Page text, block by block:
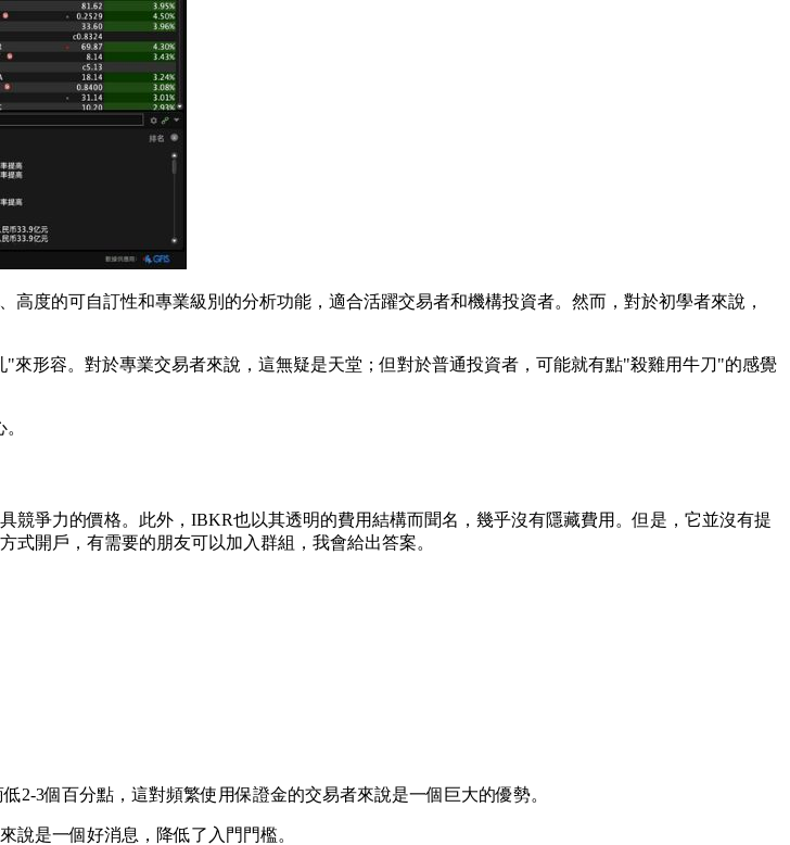
高度的可自訂性和專業級別的分析功能，適合活躍交易者和機構投資者。然而，對於初學者來說，
形容。對於專業交易者來說，這無疑是天堂；但對於普通投資者，可能就有點"殺雞用牛刀"的感覺
爭力的價格。此外，IBKR也以其透明的費用結構而聞名，幾乎沒有隱藏費用。但是，它並沒有提
開戶，有需要的朋友可以加入群組，我會給出答案。
3個百分點，這對頻繁使用保證金的交易者來說是一個巨大的優勢。
說是一個好消息，降低了入門門檻。